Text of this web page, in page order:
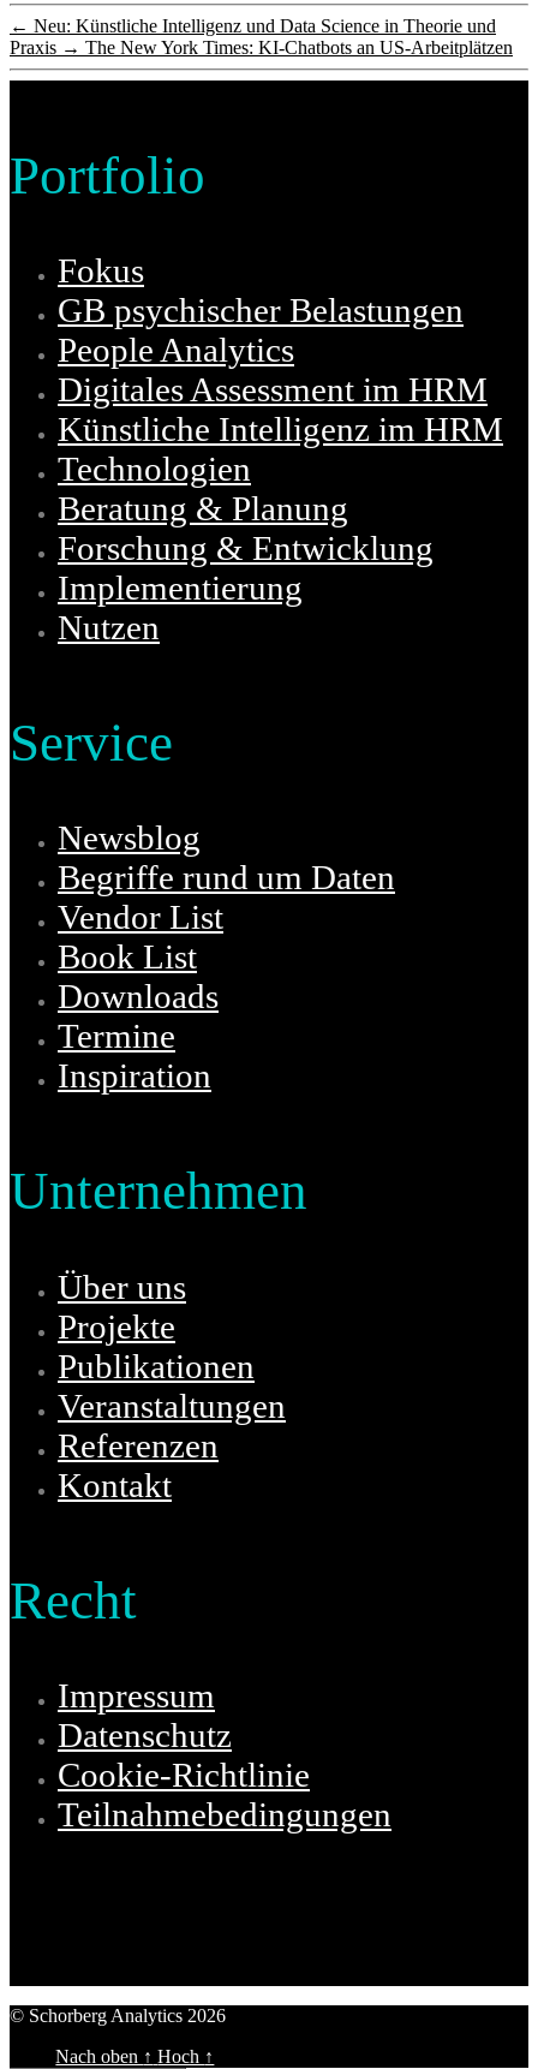
← Neu: Künstliche Intelligenz und Data Science in Theorie und
Praxis → The New York Times: KI-Chatbots an US-Arbeitplätzen
Portfolio
Fokus
GB psychischer Belastungen
People Analytics
Digitales Assessment im HRM
Künstliche Intelligenz im HRM
Technologien
Beratung & Planung
Forschung & Entwicklung
Implementierung
Nutzen
Service
Newsblog
Begriffe rund um Daten
Vendor List
Book List
Downloads
Termine
Inspiration
Unternehmen
Über uns
Projekte
Publikationen
Veranstaltungen
Referenzen
Kontakt
Recht
Impressum
Datenschutz
Cookie-Richtlinie
Teilnahmebedingungen
© Schorberg Analytics 2026
Nach oben ↑ Hoch ↑